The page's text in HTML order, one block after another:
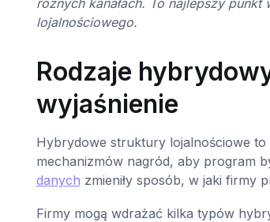
lojalnościowego.
Rodzaje
wyjaśnienie
Hybrydowe struktury lojalnościowe to
mechanizmów nagród, aby program
danych zmieniły sposób, w jaki firmy
Firmy mogą wdrażać kilka typów